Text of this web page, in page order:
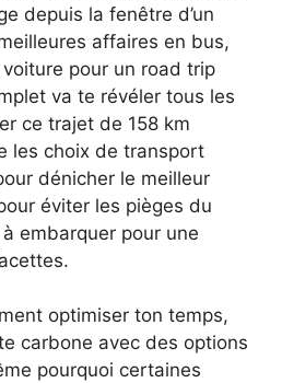
depuis la fenêtre d’un
affaires en bus,
pour un road trip
va te révéler tous les
ce trajet de 158 km
les choix de transport
dénicher le meilleur
éviter les pièges du
embarquer pour une
optimiser ton temps,
carbone avec des options
pourquoi certaines